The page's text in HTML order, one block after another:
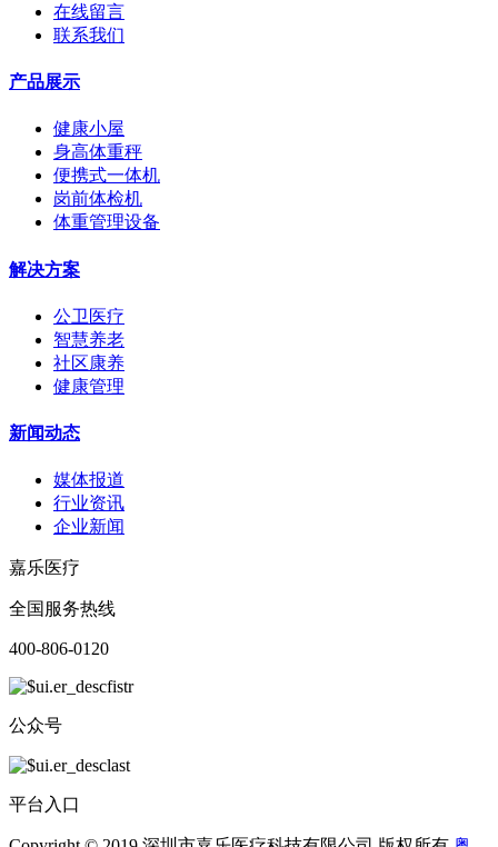
在线留言
联系我们
产品展示
健康小屋
身高体重秤
便携式一体机
岗前体检机
体重管理设备
解决方案
公卫医疗
智慧养老
社区康养
健康管理
新闻动态
媒体报道
行业资讯
企业新闻
嘉乐医疗
全国服务热线
400-806-0120
公众号
平台入口